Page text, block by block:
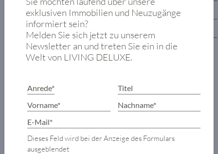
1. Untergeschoss
2. Untergeschoss
Landing-Bereich
Offene Küche
Speisekammer
und Sitzecke
Wohn- und
exklusiven Immobilien und Neuzugänge
informiert sein?
Melden Sie sich jetzt zu unserem
Newsletter an und treten Sie ein in die
Welt von LIVING DELUXE.
Dieses Feld wird bei der Anzeige des Formulars
ausgeblendet